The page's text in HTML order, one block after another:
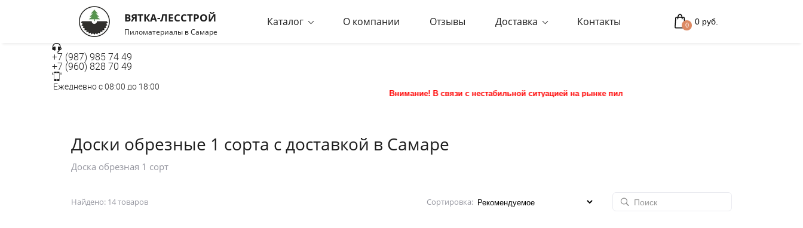
ВЯТКА-ЛЕССТРОЙ
Пиломатериалы в Самаре
Каталог О компании Отзывы Доставка Контакты 0 0 руб.
+7 (987) 985 74 49
+7 (960) 828 70 49
Ежедневно с 08:00 до 18:00
Внимание! В связи с нестабильной ситуацией на рынке пиломатериалов конечную стоимость заказа уточняйте у
Доски обрезные 1 сорта с доставкой в Самаре
Доска обрезная 1 сорт
Найдено: 14 товаров Сортировка: